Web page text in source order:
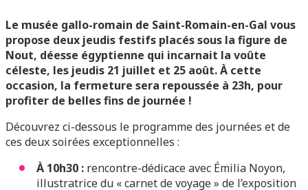
Le musée gallo-romain de Saint-Romain-en-Gal vous
propose deux jeudis festifs placés sous la figure de
Nout, déesse égyptienne qui incarnait la voûte
céleste, les jeudis 21 juillet et 25 août. À cette
occasion, la fermeture sera repoussée à 23h, pour
profiter de belles fins de journée !
Découvrez ci-dessous le programme des journées et de
ces deux soirées exceptionnelles :
À 10h30 : rencontre-dédicace avec Émilia Noyon,
illustratrice du « carnet de voyage » de l’exposition